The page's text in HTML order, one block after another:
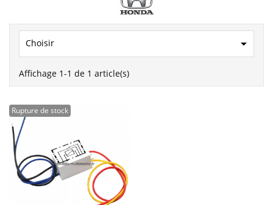
Choisir 
Affichage 1-1 de 1 article(s)
Rupture de stock